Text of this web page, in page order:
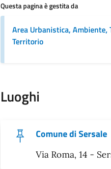
Questa pagina è gestita da
Area Urbanistica, Ambiente,
Territorio
Luoghi
Comune di Sersale
Via Roma, 14 -